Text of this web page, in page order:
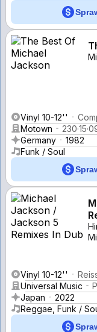
Vinyl 10-12''
Motown
Germany
1982
Funk / Soul
Vinyl 10-12''
Universal Music
Japan
2022
Reggae, Funk /